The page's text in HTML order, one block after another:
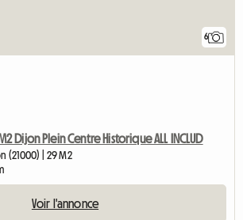
6
Dijon Plein Centre Historique ALL INCLUD
(21000) | 29 M2
Voir l'annonce